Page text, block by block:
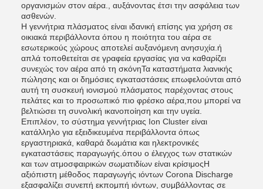
οργανισμών στον αέρα., αυξάνοντας έτσι την ασφάλεια των
ασθενών.
Η γεννήτρια πλάσματος είναι ιδανική επίσης για χρήση σε
οικιακά περιβάλλοντα όπου η ποιότητα του αέρα σε
εσωτερικούς χώρους αποτελεί αυξανόμενη ανησυχία.ή
απλά τοποθετείται σε γραφεία εργασίας για να καθαρίζει
συνεχώς τον αέρα από τη σκόνηΤα καταστήματα λιανικής
πώλησης και οι δημόσιες εγκαταστάσεις επωφελούνται από
αυτή τη συσκευή ιονισμού πλάσματος παρέχοντας στους
πελάτες και το προσωπικό πιο φρέσκο αέρα,που μπορεί να
βελτιώσει τη συνολική ικανοποίηση και την υγεία.
Επιπλέον, το σύστημα γεννήτριας Ion Cluster είναι
κατάλληλο για εξειδικευμένα περιβάλλοντα όπως
εργαστηριακά, καθαρά δωμάτια και ηλεκτρονικές
εγκαταστάσεις παραγωγής.όπου ο έλεγχος των στατικών
και των ατμοσφαιρικών σωματιδίων είναι κρίσιμοςΗ
αξιόπιστη μέθοδος παραγωγής ιόντων Corona Discharge
εξασφαλίζει συνεπή εκπομπή ιόντων, συμβάλλοντας σε